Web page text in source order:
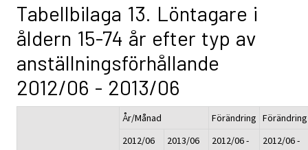
Tabellbilaga 13. Löntagare i
åldern 15-74 år efter typ av
anställningsförhållande
2012/06 - 2013/06
År/Månad Förändring Förändring
2012/06
2013/06
2012/06 -
2012/06 -